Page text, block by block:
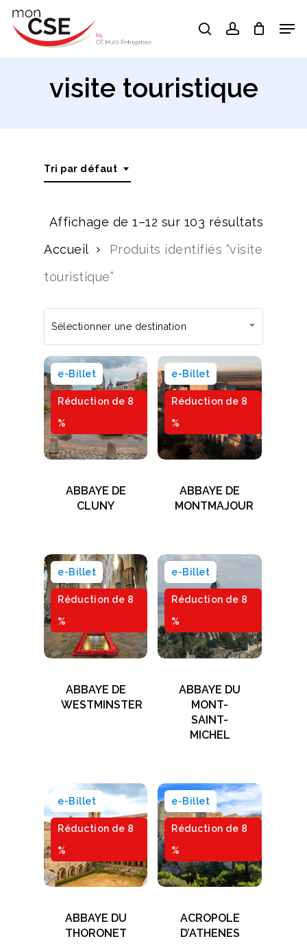
Skip
searchaccount
visite touristique
Tri par défaut
Affichage de 1–12 sur 103 résultats
Accueil
Produits identifiés “visite
touristique”
Sélectionner une destination
Réduction de 8
%
e-Billet
ABBAYE DE
CLUNY
Réduction de 8
%
e-Billet
ABBAYE DE
MONTMAJOUR
Réduction de 8
%
e-Billet
ABBAYE DE
WESTMINSTER
Réduction de 8
%
e-Billet
ABBAYE DU
MONT-
SAINT-
MICHEL
Réduction de 8
%
e-Billet
ABBAYE DU
THORONET
Réduction de 8
%
e-Billet
ACROPOLE
D’ATHENES